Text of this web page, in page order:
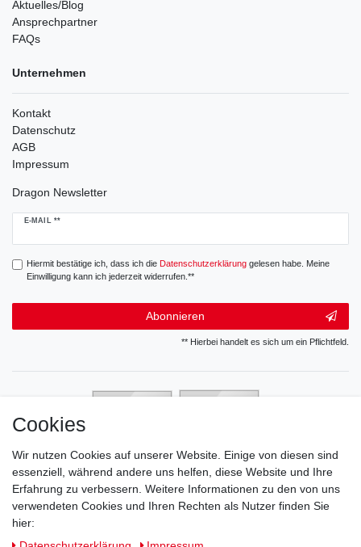
Aktuelles/Blog
Ansprechpartner
FAQs
Unternehmen
Kontakt
Datenschutz
AGB
Impressum
Dragon Newsletter
E-MAIL **
Newsletter
Hiermit bestätige ich, dass ich die Daten­schutz­erklärunggelesen habe. Meine
Einwilligung kann ich jederzeit widerrufen.**
Abonnieren
** Hierbei handelt es sich um ein Pflichtfeld.
Cookies
Wir nutzen Cookies auf unserer Website. Einige von diesen sind
essenziell, während andere uns helfen, diese Website und Ihre
Erfahrung zu verbessern. Weitere Informationen zu den von uns
verwendeten Cookies und Ihren Rechten als Nutzer finden Sie
hier: